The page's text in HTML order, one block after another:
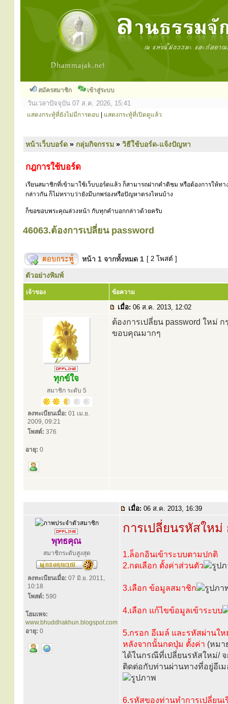
สมัครสมาชิก เข้าสู่ระบบ
วันเวลาปัจจุบัน 07 ส.ค. 2026, 15:41
แสดงกระทู้ที่ยังไม่มีการตอบ แสดงกระทู้ที่เปิดดูแล้ว
หน้าเว็บบอร์ด » กลุ่มกิจกรรม » วิธีใช้บอร์ด-แจ้งปัญหา
กฎการใช้บอร์ด
เรียนสมาชิกที่เข้ามาใช้เว็บบอร์ดแล้ว ก็สามารถฝากคำติชม หรือต้องการให้ท
กล่าวกัน ก็ไม่ทราบว่ายังมีบกพร่องหรือปัญหาตรงไหนบ้าง
ก็ขอขอบพระคุณล่วงหน้า กับทุกคำบอกกล่าวด้วยครับ
46063.ต้องการเปลี่ยน password
หน้า 1 จากทั้งหมด 1 [ 2 โพสต์ ]
ตัวอย่างพิมพ์
เจ้าของ ข้อความ
เมื่อ: 06 ส.ค. 2013, 12:02
ทุกข์ใจ
สมาชิก ระดับ 5
ลงทะเบียนเมื่อ: 01 เม.ย.
2009, 09:21
โพสต์: 376
อายุ: 0
ต้องการเปลี่ยน password ใหม่
ขอบคุณมากๆ
เมื่อ: 06 ส.ค. 2013, 16:39
พุทธคุณ
สมาชิกระดับสูงสุด
ลงทะเบียนเมื่อ: 07 มิ.ย. 2011,
10:18
โพสต์: 590
โฮมเพจ:
www.bhuddhakhun.blogspot.com
อายุ: 0
การเปลี่ยนรหัสให
1.ล็อกอินเข้าระบบตามปกติ
2.กดเลือก ตั้งค่าส่วนตัว
3.เลือก ข้อมูลสมาชิก
4.เลือก แก้ไขข้อมูลเข้าระบบ
5.กรอก อีเมล์ และรหัสผ่านใ
หลังจากนั้นกดปุ่ม ตั้งค่า (หมา
ได้ในกรณีที่เปลี่ยนรหัสใหม่/ จ
ติดต่อกับท่านผ่านทางที่อยู่อีเ
6.รหัสของท่านทำการเปลี่ยน